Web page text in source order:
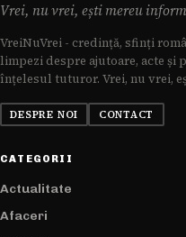
Vrei, nu vrei, ești mereu
VreiNuVrei - credință, sfinți
limpezi despre ajutoare, acte și
înțelesul tuturor. Vrei, nu vrei,
DESPRE NOI CONTACT
CATEGORII
Actualitate
Afaceri